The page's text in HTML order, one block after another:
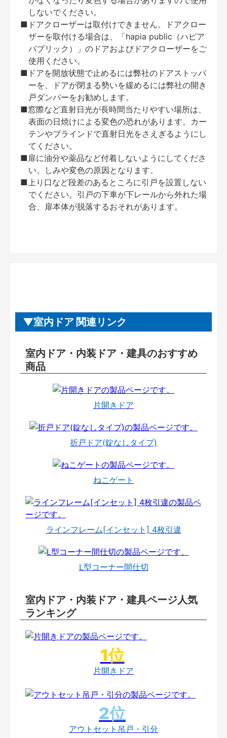
しないでください。
■ドアクローザーは取付けできません。ドアクロー
ザーを取付ける場合は、「hapia public（ハピア
パブリック）」のドアおよびドアクローザーをご
使用ください。
■ドアを開放状態で止めるには弊社のドアストッパ
ーを、ドアが閉まる勢いを緩めるには弊社の開き
戸ダンパーをお勧めします。
■窓際など直射日光が長時間当たりやすい場所は、
表面の日焼けによる変色の恐れがあります。カー
テンやブラインドで直射日光をさえぎるようにし
てください。
■扉に油分や薬品など付着しないようにしてくださ
い。しみや変色の原因となります。
■上り口など段差のあるところに引戸を設置しない
でください。引戸の下車が下レールから外れた場
合、扉本体が脱落するおそれがあります。
室内ドア 関連リンク
室内ドア・内装ドア・建具のおすすめ
商品
片開きドア
折戸ドア(錠なしタイプ)
ねこゲート
ラインフレーム[インセット] 4枚引違
L型コーナー間仕切
室内ドア・内装ドア・建具ページ人気
ランキング
片開きドア
アウトセット吊戸・引分